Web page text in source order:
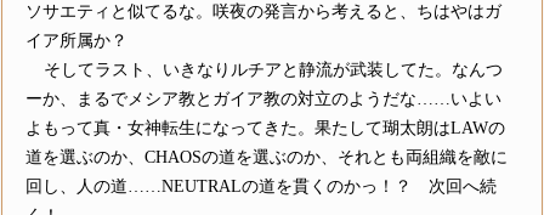
ソサエティと似てるな。咲夜の発言から考えると、ちはやはガ
イア所属か？
そしてラスト、いきなりルチアと静流が武装してた。なんつ
ーか、まるでメシア教とガイア教の対立のようだな……いよい
よもって真・女神転生になってきた。果たして瑚太朗はLAWの
道を選ぶのか、CHAOSの道を選ぶのか、それとも両組織を敵に
回し、人の道……NEUTRALの道を貫くのかっ！？ 次回へ続